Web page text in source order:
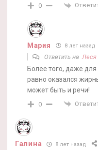
0
Мария 8 лет назад
Ответить на Леся
Более того, даже
равно оказался
может быть и речи!
0
Галина 8 лет назад